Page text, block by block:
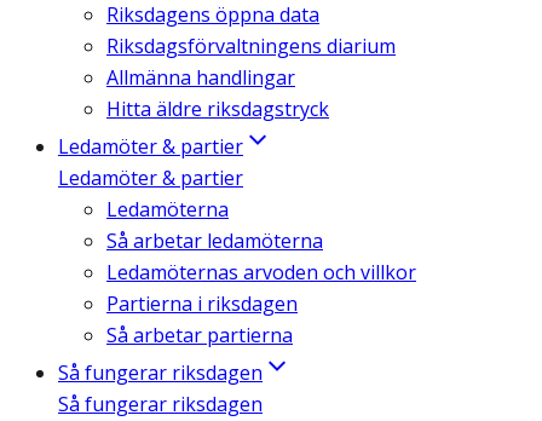
Riksdagens öppna data
Riksdagsförvaltningens diarium
Allmänna handlingar
Hitta äldre riksdagstryck
Ledamöter & partier
Ledamöter & partier
Ledamöterna
Så arbetar ledamöterna
Ledamöternas arvoden och villkor
Partierna i riksdagen
Så arbetar partierna
Så fungerar riksdagen
Så fungerar riksdagen